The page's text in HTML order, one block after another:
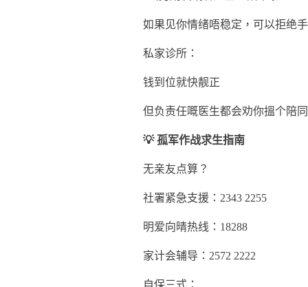
如果见你情绪唔稳定，可以拒绝
私家诊所：
钱到位就快靓正
但负责任嘅医生都会劝你搵个陪同
💡 孤军作战求生指南
无亲友点算？
社署紧急支援：2343 2255
明爱向晴热线：18288
家计会辅导：2572 2222
自保三式：